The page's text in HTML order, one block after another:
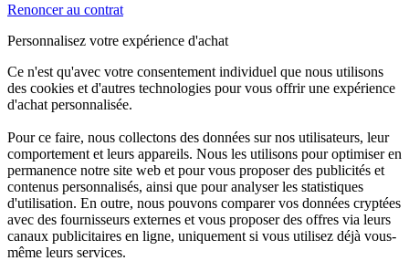
Renoncer au contrat
Personnalisez votre expérience d'achat
Ce n'est qu'avec votre consentement individuel que nous utilisons
des cookies et d'autres technologies pour vous offrir une expérience
d'achat personnalisée.
Pour ce faire, nous collectons des données sur nos utilisateurs, leur
comportement et leurs appareils. Nous les utilisons pour optimiser en
permanence notre site web et pour vous proposer des publicités et
contenus personnalisés, ainsi que pour analyser les statistiques
d'utilisation. En outre, nous pouvons comparer vos données cryptées
avec des fournisseurs externes et vous proposer des offres via leurs
canaux publicitaires en ligne, uniquement si vous utilisez déjà vous-
même leurs services.